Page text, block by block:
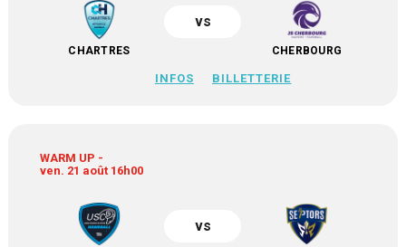
CHARTRES
vs
CHERBOURG
INFOS BILLETTERIE
WARM UP -
ven. 21 août 16h00
vs